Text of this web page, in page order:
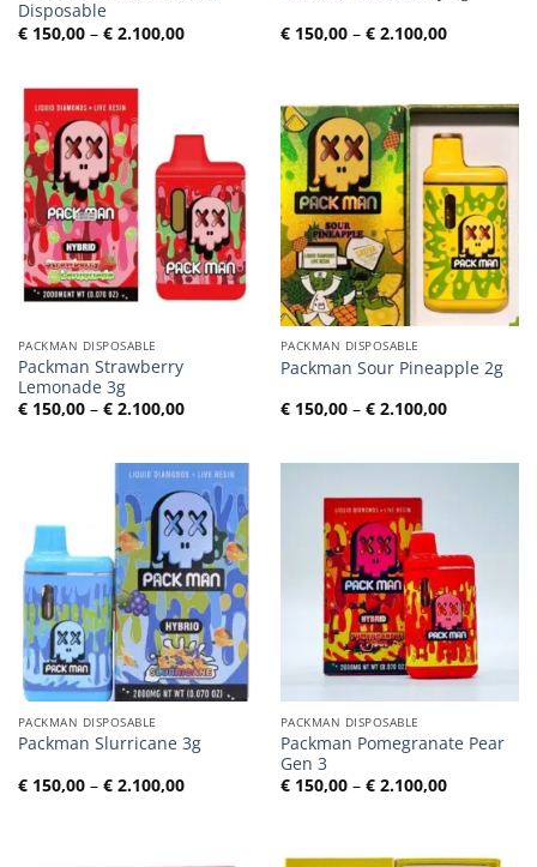
Disposable
€150,00 – €2.100,00Preisspanne:
€ 150,00
€150,00 – €2.100,00
€ 150,00
PACKMAN DISPOSABLE
Packman Strawberry
Lemonade 3g
€150,00 – €2.100,00Preisspanne:
PACKMAN DISPOSABLE
Packman Sour Pineapple 2g
€150,00 – €2.100,00
PACKMAN DISPOSABLE
Packman Slurricane 3g
€150,00 – €2.100,00Preisspanne:
€ 150,00
PACKMAN DISPOSABLE
Packman Pomegranate Pear
Gen 3
€150,00 – €2.100,00
€ 150,00